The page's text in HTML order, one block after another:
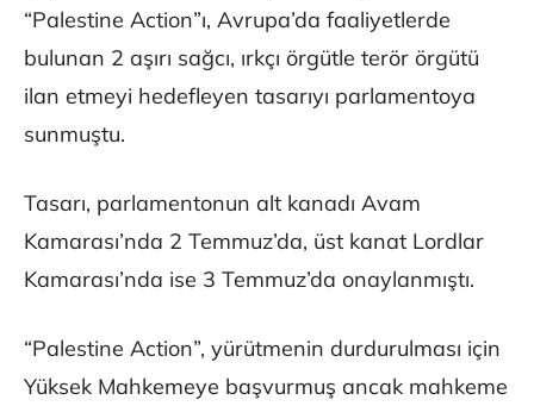
“Palestine Action”ı, Avrupa’da faaliyetlerde
bulunan 2 aşırı sağcı, ırkçı örgütle terör örgütü
ilan etmeyi hedefleyen tasarıyı parlamentoya
sunmuştu.
Tasarı, parlamentonun alt kanadı Avam
Kamarası’nda 2 Temmuz’da, üst kanat Lordlar
Kamarası’nda ise 3 Temmuz’da onaylanmıştı.
“Palestine Action”, yürütmenin durdurulması için
Yüksek Mahkemeye başvurmuş ancak mahkeme